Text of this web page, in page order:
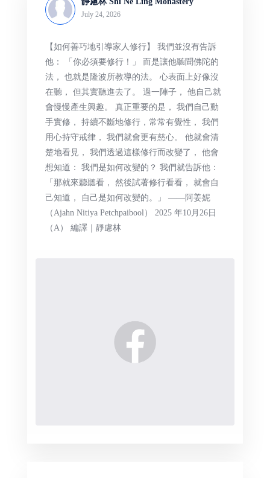
July 24, 2026
【如何善巧地引導家人修行】 我們並沒有告訴
他： 「你必須要修行！」 而是讓他聽聞佛陀的
法， 也就是隆波所教導的法。 心表面上好像沒
在聽， 但其實聽進去了。 過一陣子， 他自己就
會慢慢產生興趣。 真正重要的是， 我們自己動
手實修， 持續不斷地修行，常常有覺性， 我們
用心持守戒律， 我們就會更有慈心。 他就會清
楚地看見， 我們透過這樣修行而改變了， 他會
想知道： 我們是如何改變的？ 我們就告訴他：
「那就來聽聽看， 然後試著修行看看， 就會自
己知道， 自己是如何改變的。」 ——阿姜妮
（Ajahn Nitiya Petchpaibool） 2025 年10月26日
（A） 編譯｜靜慮林